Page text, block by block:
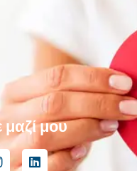
μαζί μου